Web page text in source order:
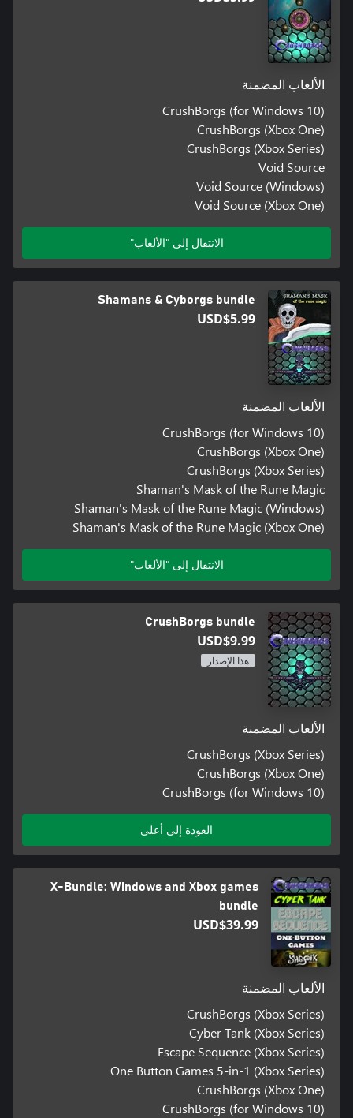
الألعاب المضمنة
CrushBorgs (for Windows 10)
CrushBorgs (Xbox One)
CrushBorgs (Xbox Series)
Void Source
Void Source (Windows)
Void Source (Xbox One)
الانتقال إلى "الألعاب"
Shamans & Cyborgs bundle
USD$5.99
الألعاب المضمنة
CrushBorgs (for Windows 10)
CrushBorgs (Xbox One)
CrushBorgs (Xbox Series)
Shaman's Mask of the Rune Magic
Shaman's Mask of the Rune Magic (Windows)
Shaman's Mask of the Rune Magic (Xbox One)
الانتقال إلى "الألعاب"
CrushBorgs bundle
USD$9.99
هذا الإصدار
الألعاب المضمنة
CrushBorgs (Xbox Series)
CrushBorgs (Xbox One)
CrushBorgs (for Windows 10)
العودة إلى أعلى
X-Bundle: Windows and Xbox games
bundle
USD$39.99
الألعاب المضمنة
CrushBorgs (Xbox Series)
Cyber Tank (Xbox Series)
Escape Sequence (Xbox Series)
One Button Games 5-in-1 (Xbox Series)
CrushBorgs (Xbox One)
CrushBorgs (for Windows 10)